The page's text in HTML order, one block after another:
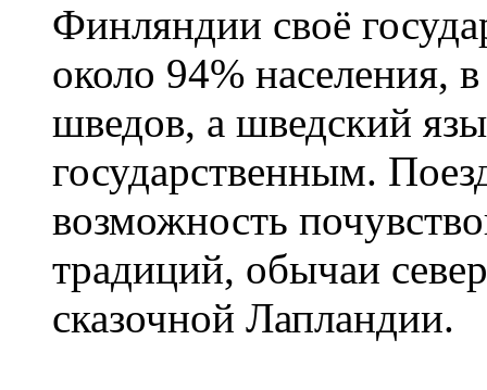
Финляндии своё
около 94% населения,
шведов, а шведский
государственным.
возможность
традиций, обычаи
сказочной Лапландии.